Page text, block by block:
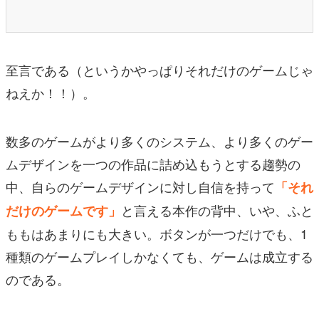
至言である（というかやっぱりそれだけのゲームじゃ
ねえか！！）。
数多のゲームがより多くのシステム、より多くのゲー
ムデザインを一つの作品に詰め込もうとする趨勢の
中、自らのゲームデザインに対し自信を持って 「それ
だけのゲームです」 と言える本作の背中、いや、ふと
ももはあまりにも大きい。ボタンが一つだけでも、1
種類のゲームプレイしかなくても、ゲームは成立する
のである。